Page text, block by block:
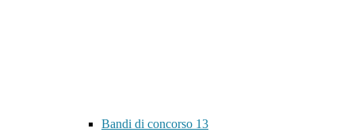
Bandi di concorso 13